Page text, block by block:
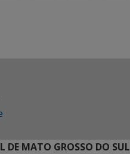
DE MATO GROSSO DO SUL